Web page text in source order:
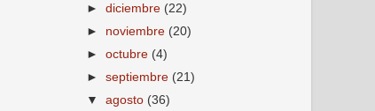
►diciembre (22)
► noviembre (20)
►octubre (4)
►septiembre (21)
▼agosto (36)